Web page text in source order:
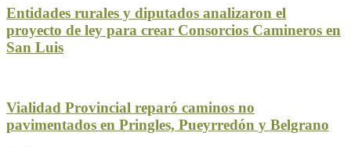
Entidades rurales y diputados analizaron el
proyecto de ley para crear Consorcios Camineros en
San Luis
Vialidad Provincial reparó caminos no
pavimentados en Pringles, Pueyrredón y Belgrano